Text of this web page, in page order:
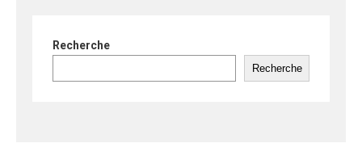
Recherche
Recherche